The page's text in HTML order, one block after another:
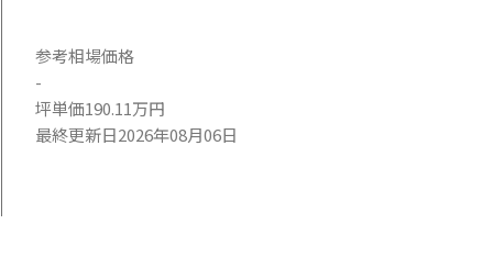
参考相場価格
-
坪単価190.11万円
最終更新日2026年08月06日